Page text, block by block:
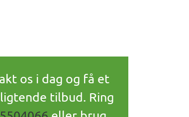
os i dag og få et
tilbud. Ring